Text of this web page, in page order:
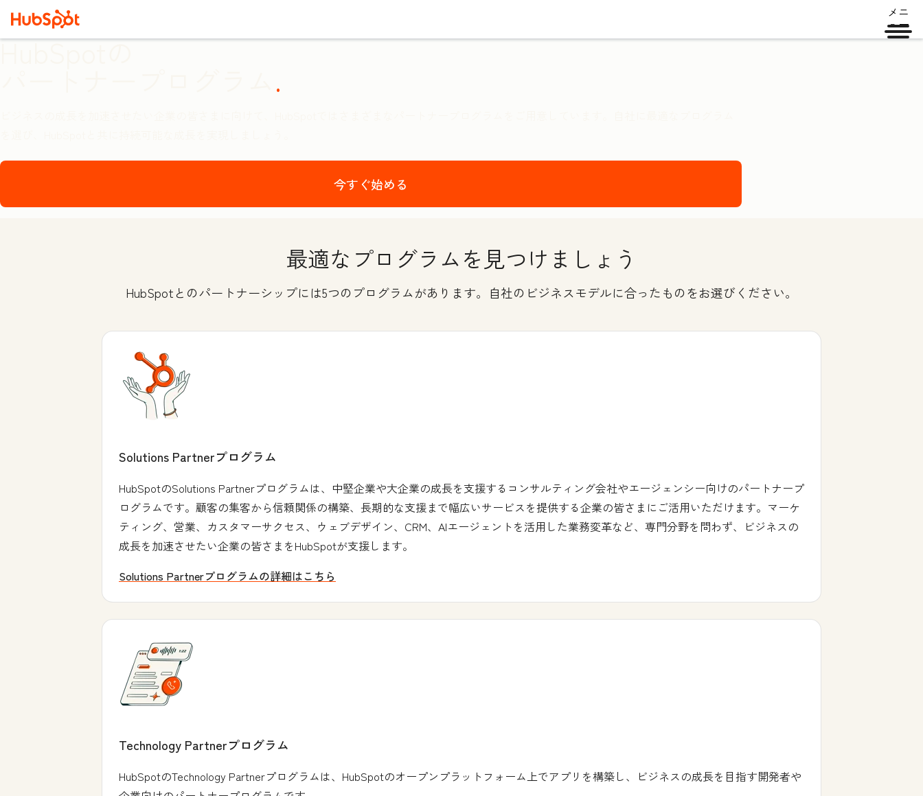
メニ
ュー
HubSpotの
今すぐ始める
最適なプログラムを見つけましょう
HubSpotとのパートナーシップには5つのプログラムがあります。自社のビジネスモデルに合ったものをお選びください。
Solutions Partnerプログラム
HubSpotのSolutions Partnerプログラムは、中堅企業や大企業の成長を支援するコンサルティング会社やエージェンシー向けのパートナープ
ログラムです。顧客の集客から信頼関係の構築、長期的な支援まで幅広いサービスを提供する企業の皆さまにご活用いただけます。マーケ
ティング、営業、カスタマーサクセス、ウェブデザイン、CRM、AIエージェントを活用した業務変革など、専門分野を問わず、ビジネスの
成長を加速させたい企業の皆さまをHubSpotが支援します。
Solutions Partnerプログラムの詳細はこちら
Technology Partnerプログラム
HubSpotのTechnology Partnerプログラムは、HubSpotのオープンプラットフォーム上でアプリを構築し、ビジネスの成長を目指す開発者や